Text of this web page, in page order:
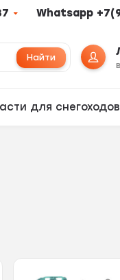
Whatsapp
Найти
для снегоходов